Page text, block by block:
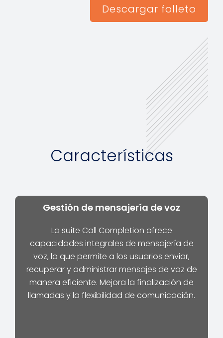
Descargar folleto
Características
Gestión de mensajería de voz
La suite Call Completion ofrece
capacidades integrales de mensajería de
voz, lo que permite a los usuarios enviar,
recuperar y administrar mensajes de voz de
manera eficiente. Mejora la finalización de
llamadas y la flexibilidad de comunicación.